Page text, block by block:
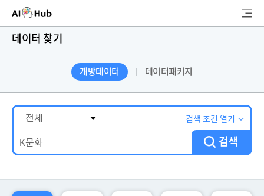
AI-Hub
AI 데이터찾기
AI 허브소개
색
데이터 찾기
개방데이터 데이터패키지
검색 조건 열기
검색